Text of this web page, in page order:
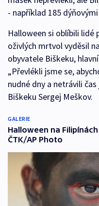
- například 185
Halloween si oblíbili lidé
oživlých mrtvol vyděsil
obyvatele Biškeku,
„Převlékli jsme se,
nudné dny a netrávili
Biškeku Sergej Meškov.
GALERIE
Halloween na
ČTK/AP Photo